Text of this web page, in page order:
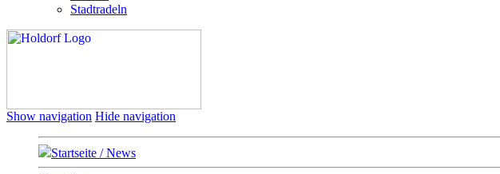
Stadtradeln
Show navigation Hide navigation
Startseite / News